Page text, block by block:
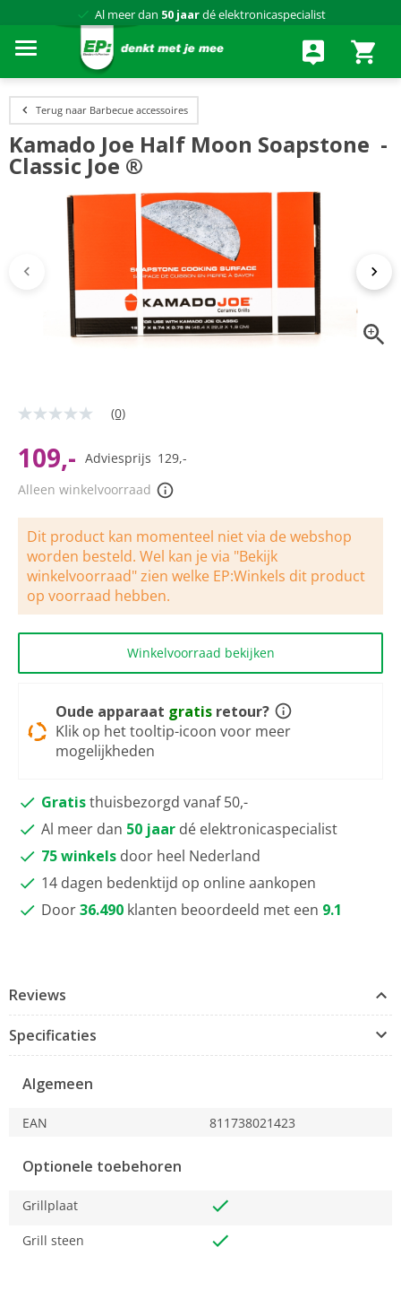
Al meer dan 50 jaardé elektronicaspecialist
Terug naar Barbecue accessoires
Kamado Joe Half Moon Soapstone -
Classic Joe ®
Geen
Dezelfde
paginalink.
(0)
109,- Adviesprijs 129,-
Alleen winkelvoorraad
Dit product kan momenteel niet via de webshop
worden besteld. Wel kan je via "Bekijk
winkelvoorraad" zien welke EP:Winkels dit product
op voorraad hebben.
Winkelvoorraad bekijken
Oude apparaat gratis retour?
Klik op het tooltip-icoon voor meer
mogelijkheden
Gratisthuisbezorgd vanaf 50,-
Al meer dan 50 jaar dé elektronicaspecialist
75 winkels door heel Nederland
14 dagen bedenktijd op online aankopen
Door36.490 klanten beoordeeld met een 9.1
Reviews
Specificaties
Algemeen
EAN 811738021423
Optionele toebehoren
Grillplaat
Grill steen